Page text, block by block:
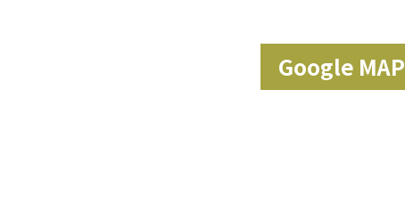
Google MAP